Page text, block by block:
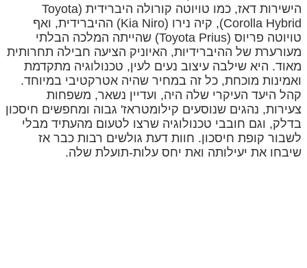
הישירות דאז, כמו טויוטה קורולה היברידית (Toyota
Corolla Hybrid), קיה נירו (Kia Niro) ההיברידית, ואף
טויוטה פריוס (Toyota Prius) שהייתה המלכה הבלתי
מעורערת של ההיברידיות, האיוניק הציעה חבילה תחרותית
מאוד. היא שילבה עיצוב נעים לעין, טכנולוגיה מתקדמת
ואמינות מוכחת, כל זה במחיר שהיה אטרקטיבי במיוחד.
קהל היעד העיקרי שלה היה, ועדיין נשאר, משפחות
צעירות, נהגים שנוסעים קילומטראז' גבוה ומחפשים חיסכון
בדלק, וגם חובבי טכנולוגיה שרצו לטעום מהעתיד מבלי
לשבור קופת חיסכון. חוות דעת גולשים רבות כבר אז
שיבחו את יעילותה ואת יחס עלות-תועלת שלה.